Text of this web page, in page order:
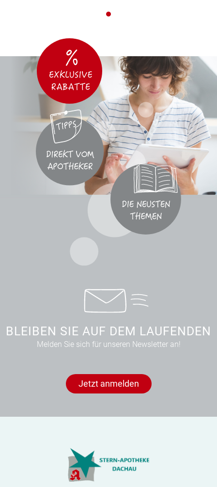
BLEIBEN SIE AUF DEM LAUFENDEN
Melden Sie sich für unseren Newsletter an!
Jetzt anmelden